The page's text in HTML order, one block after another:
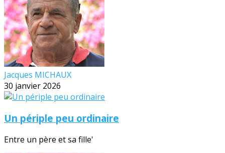
Jacques MICHAUX
30 janvier 2026
Un périple peu ordinaire
Entre un père et sa fille'